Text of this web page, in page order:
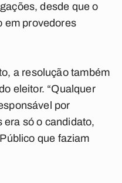
desde que o
em provedores
a resolução também
eleitor. “Qualquer
por
era só o candidato,
que faziam